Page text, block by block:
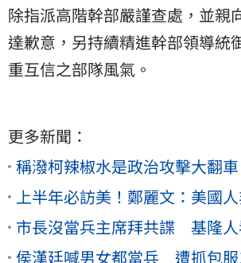
除指派高階幹部嚴謹查處，並親
達歉意，另持續精進幹部領導統
重互信之部隊風氣。
更多新聞：
稱潑柯辣椒水是政治攻擊大翻
上半年必訪美！鄭麗文：美國
市長沒當兵主席拜共諜 基隆人
侯漢廷喊男女都當兵 遭抓包服